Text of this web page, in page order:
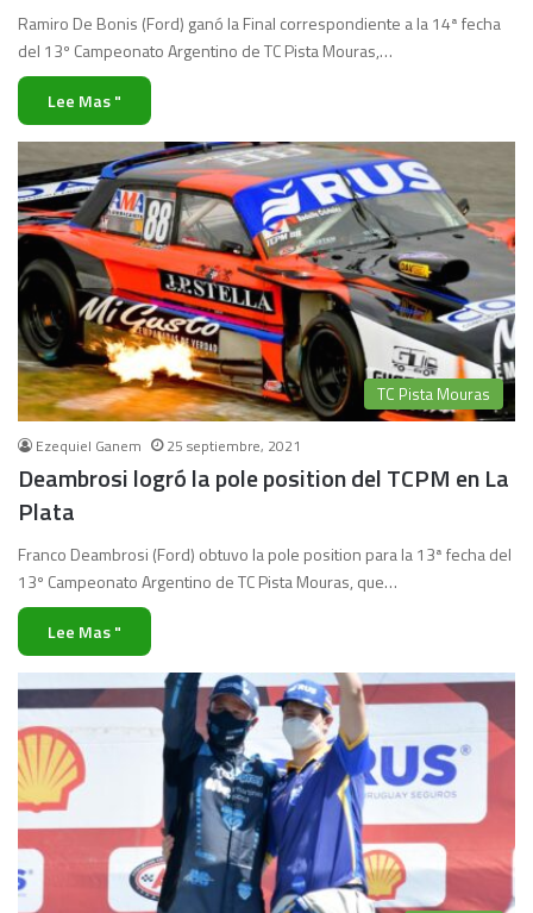
Ramiro De Bonis (Ford) ganó la Final correspondiente a la 14ª fecha
del 13º Campeonato Argentino de TC Pista Mouras,…
Lee Mas "
TC Pista Mouras
Ezequiel Ganem 25 septiembre, 2021
Deambrosi logró la pole position del TCPM en La
Plata
Franco Deambrosi (Ford) obtuvo la pole position para la 13ª fecha del
13º Campeonato Argentino de TC Pista Mouras, que…
Lee Mas "